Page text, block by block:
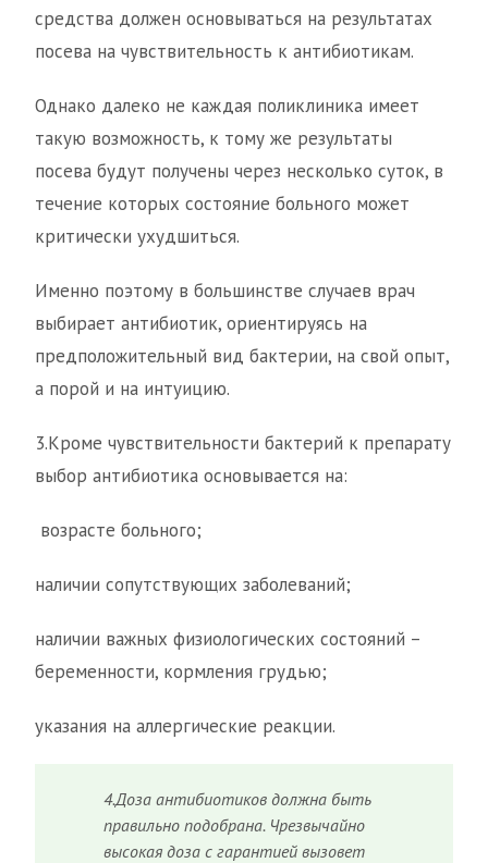
средства должен основываться на результатах
посева на чувствительность к антибиотикам.
Однако далеко не каждая поликлиника имеет
такую возможность, к тому же результаты
посева будут получены через несколько суток, в
течение которых состояние больного может
критически ухудшиться.
Именно поэтому в большинстве случаев врач
выбирает антибиотик, ориентируясь на
предположительный вид бактерии, на свой опыт,
а порой и на интуицию.
3.Кроме чувствительности бактерий к препарату
выбор антибиотика основывается на:
возрасте больного;
наличии сопутствующих заболеваний;
наличии важных физиологических состояний –
беременности, кормления грудью;
указания на аллергические реакции.
4.Доза антибиотиков должна быть
правильно подобрана. Чрезвычайно
высокая доза с гарантией вызовет